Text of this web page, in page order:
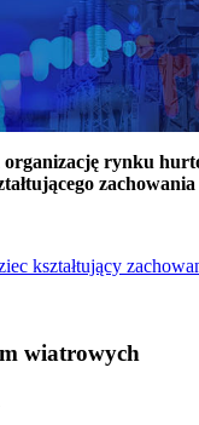
rynku
kształtujący
wiatrowych